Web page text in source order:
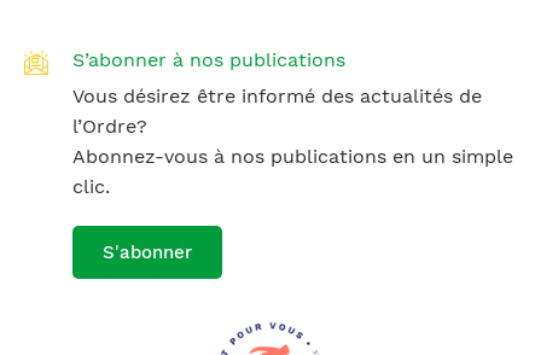
S’abonner à nos publications
Vous désirez être informé des actualités de
l’Ordre?
Abonnez-vous à nos publications en un simple
clic.
S'abonner